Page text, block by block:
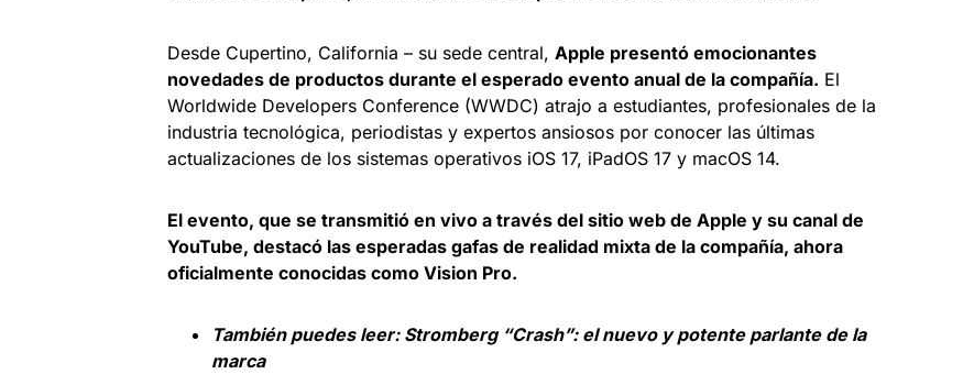
Desde Cupertino, California – su sede central, Apple presentó emocionantes
novedades de productos durante el esperado evento anual de la compañía. El
Worldwide Developers Conference (WWDC) atrajo a estudiantes, profesionales de la
industria tecnológica, periodistas y expertos ansiosos por conocer las últimas
actualizaciones de los sistemas operativos iOS 17, iPadOS 17 y macOS 14.
El evento, que se transmitió en vivo a través del sitio web de Apple y su canal de
YouTube, destacó las esperadas gafas de realidad mixta de la compañía, ahora
oficialmente conocidas como Vision Pro.
También puedes leer: Stromberg “Crash”: el nuevo y potente parlante de la
marca